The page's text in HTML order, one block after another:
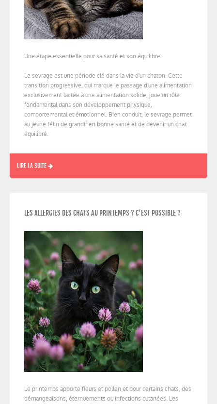
Une étape essentielle pour sa santé et son équilibre
Le sevrage est une période clé dans la vie d'un chaton. Cette
transition progressive, qui marque le passage d'une alimentation
exclusivement lactée à une alimentation solide, joue un rôle
fondamental dans son développement physique,
comportemental et émotionnel. Bien conduit, le sevrage permet
au jeune félin de grandir en bonne santé et de devenir un chat
équilibré.
LIRE LA SUITE
LES ALLERGIES DES CHATS AU PRINTEMPS ? C'EST POSSIBLE ?
Le printemps apporte fleurs et pollen et pour certains chats, des
démangeaisons, éternuements ou infections cutanées. Les